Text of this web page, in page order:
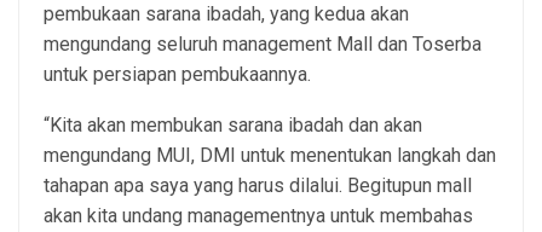
pembukaan sarana ibadah, yang kedua akan
mengundang seluruh management Mall dan Toserba
untuk persiapan pembukaannya.
“Kita akan membukan sarana ibadah dan akan
mengundang MUI, DMI untuk menentukan langkah dan
tahapan apa saya yang harus dilalui. Begitupun mall
akan kita undang managementnya untuk membahas